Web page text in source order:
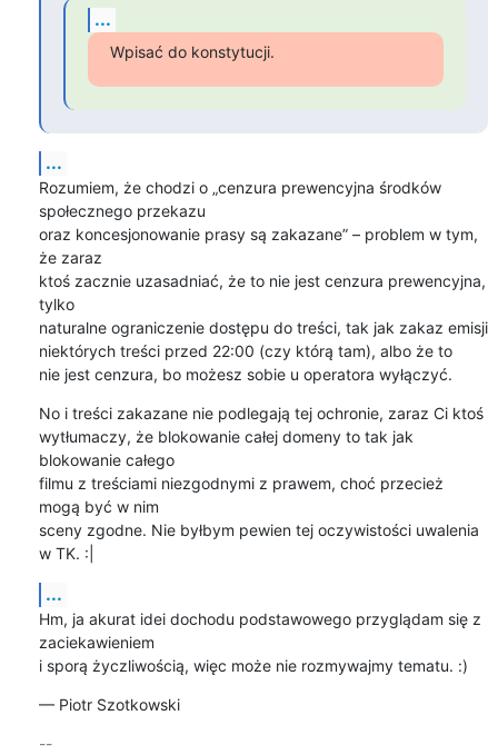
...
Wpisać do konstytucji.
...
Rozumiem, że chodzi o „cenzura prewencyjna środków
społecznego przekazu
oraz koncesjonowanie prasy są zakazane” – problem w tym,
że zaraz
ktoś zacznie uzasadniać, że to nie jest cenzura prewencyjna,
tylko
naturalne ograniczenie dostępu do treści, tak jak zakaz emisji
niektórych treści przed 22:00 (czy którą tam), albo że to
nie jest cenzura, bo możesz sobie u operatora wyłączyć.
No i treści zakazane nie podlegają tej ochronie, zaraz Ci ktoś
wytłumaczy, że blokowanie całej domeny to tak jak
blokowanie całego
filmu z treściami niezgodnymi z prawem, choć przecież
mogą być w nim
sceny zgodne. Nie byłbym pewien tej oczywistości uwalenia
w TK. :|
...
Hm, ja akurat idei dochodu podstawowego przyglądam się z
zaciekawieniem
i sporą życzliwością, więc może nie rozmywajmy tematu. :)
— Piotr Szotkowski
--